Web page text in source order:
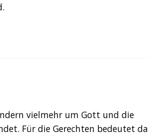
vielmehr um Gott und die
Für die Gerechten bedeutet